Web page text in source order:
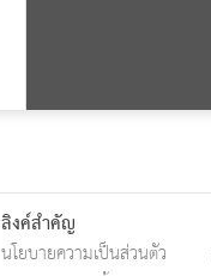
ลิงค์สำคัญ
นโยบายความเป็นส่วนตัว